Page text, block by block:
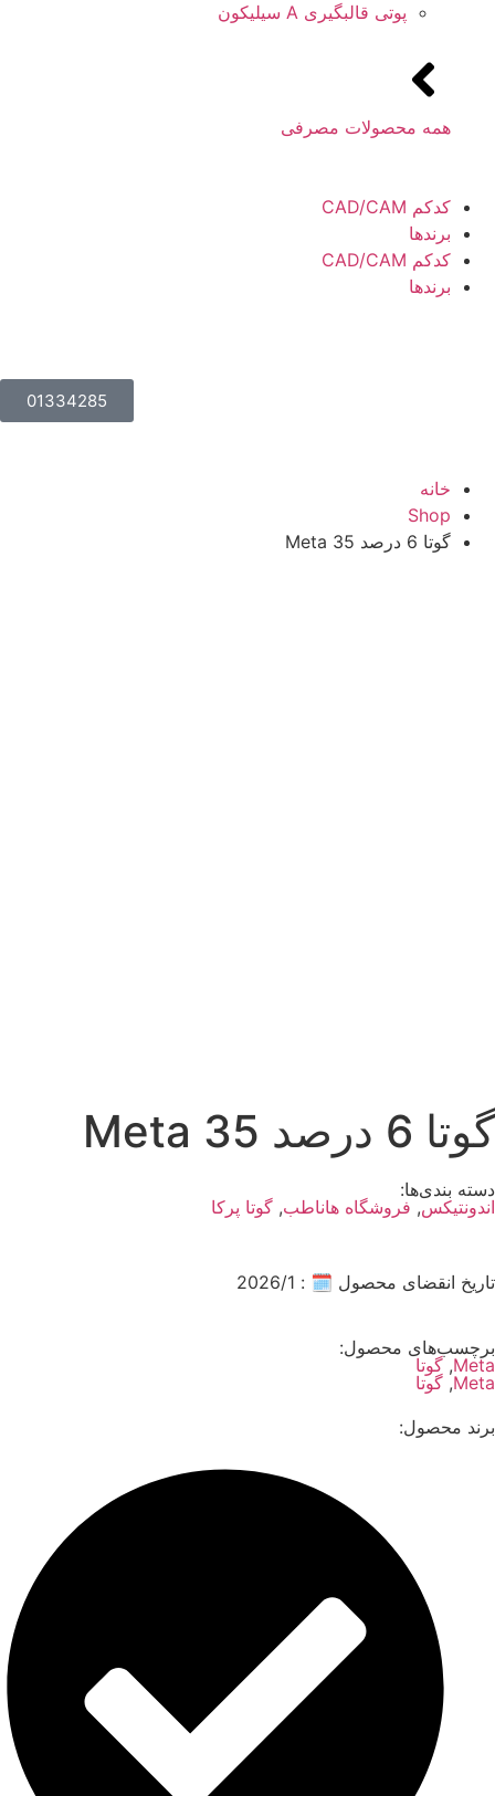
پوتی قالبگیری A سیلیکون
همه محصولات مصرفی
کدکم CAD/CAM
برندها
کدکم CAD/CAM
برندها
01334285
خانه
Shop
گوتا 6 درصد 35 Meta
گوتا 6 درصد 35 Meta
دسته بندی‌ها:
اندونتیکس, فروشگاه هاناطب, گوتا پرکا
تاریخ انقضای محصول 🗓️ : 2026/1
برچسب‌های محصول:
Meta
,گوتا
Meta
, گوتا
برند محصول: